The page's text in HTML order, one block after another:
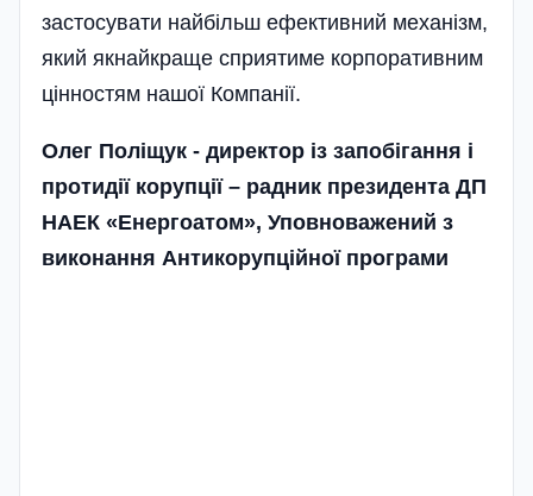
застосувати найбільш ефективний механізм,
який якнайкраще сприятиме корпоративним
цінностям нашої Компанії.
Олег Поліщук - директор із запобігання і
протидії корупції – радник президента ДП
НАЕК «Енергоатом», Уповноважений з
виконання Антикорупційної програми